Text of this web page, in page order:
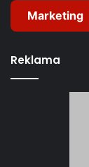
Marketing
Reklama